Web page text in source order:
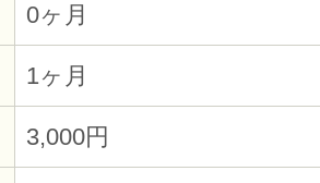
0ヶ月
1ヶ月
3,000円